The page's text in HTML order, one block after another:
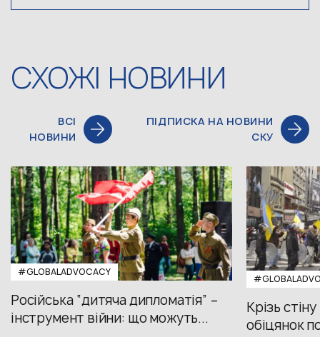
СХОЖІ НОВИНИ
ВСІ
НОВИНИ
ПІДПИСКА НА НОВИНИ
СКУ
#GLOBALADVOCACY
Російська “дитяча дипломатія” –
інструмент війни: що можуть...
Крізь
обіцянок